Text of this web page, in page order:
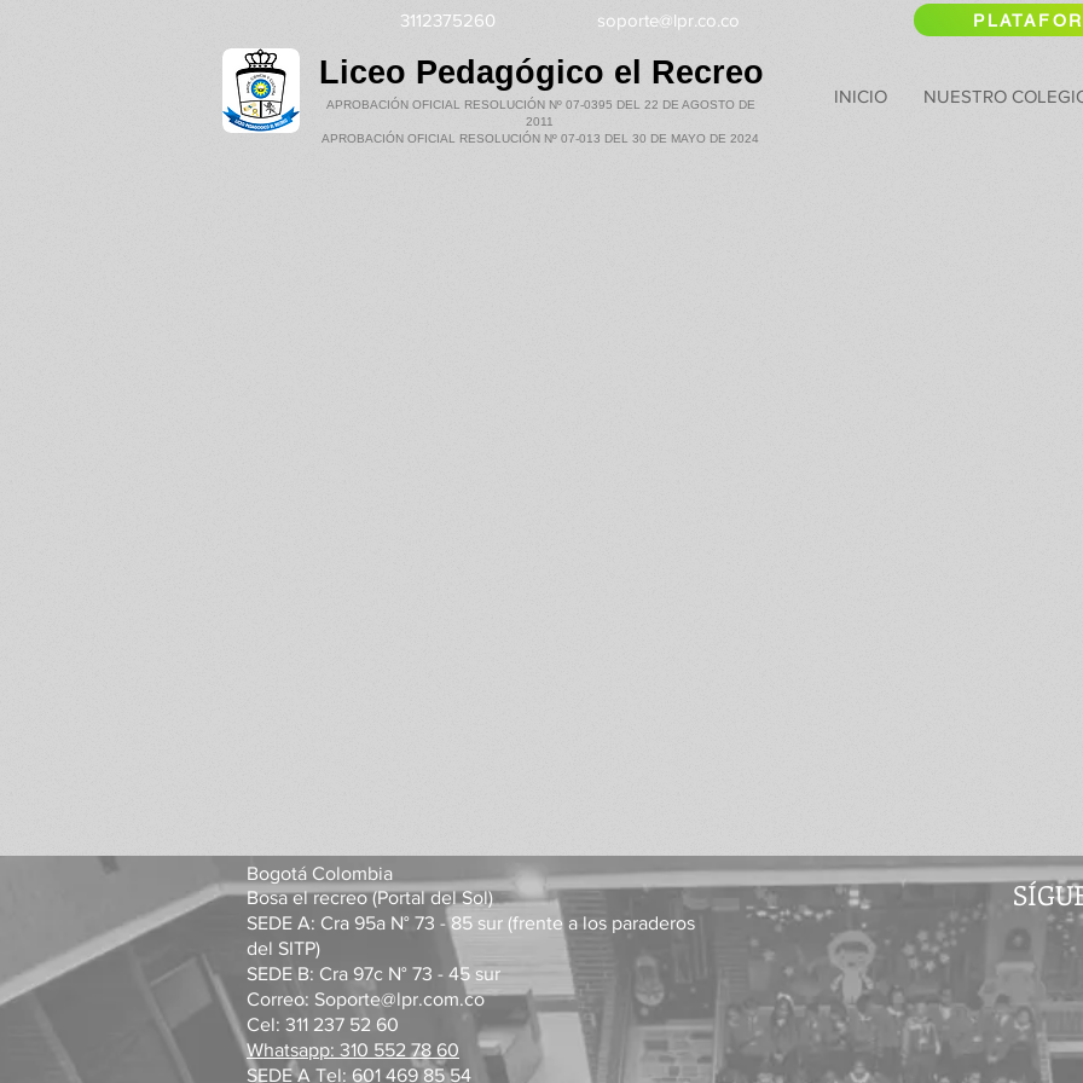
3112375260 soporte@lpr.co.co
APROBACIÓN OFICIAL RESOLUCIÓN Nº 07-0395 DEL 22 DE AGOSTO DE
2011
APROBACIÓN OFICIAL RESOLUCIÓN Nº 07-013 DEL 30 DE MAYO DE 2024
Liceo Pedagógico el Recreo
INICIO NUESTRO
Bogotá Colombia
Bosa el recreo (Portal del Sol)
SEDE A: Cra 95a N° 73 - 85 sur (frente a los paraderos
del SITP)
SEDE B: Cra 97c N° 73 - 45 sur
Correo: Soporte@lpr.com.co
Cel: 311 237 52 60
Whatsapp: 310 552 78 60
SEDE A Tel: 601 469 85 54